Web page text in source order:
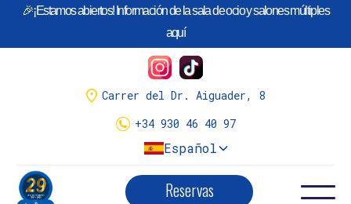
¡Llego la temporada deCalçots
Tenemos variedad de menús.
Menús calçots y reserva aquí
🎉¡Estamos abiertos! Información de la sala de ocio y salones múltiples
aquí
Carrer del Dr. Aiguader, 8
+34 930 46 40 97
Español
Reservas